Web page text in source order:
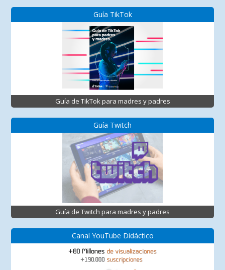
Guía TikTok
Guía de TikTok para madres y padres
Guía Twitch
Guía de Twitch para madres y padres
Canal YouTube Didáctico